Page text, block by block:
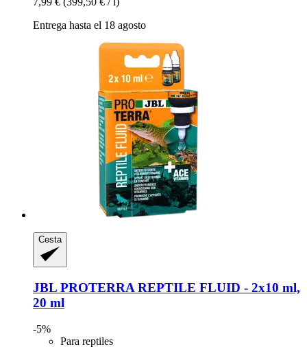
Entrega hasta el 18 agosto
Cesta
JBL PROTERRA REPTILE FLUID -​ 2x10 ml,
20 ml
-5%
Para reptiles